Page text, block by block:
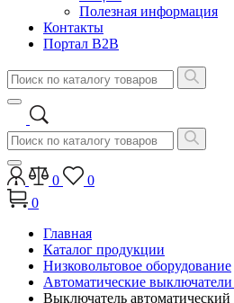
Полезная информация
Контакты
Портал B2B
0
0
0
Главная
Каталог продукции
Низковольтовое оборудование
Автоматические
Выключатель